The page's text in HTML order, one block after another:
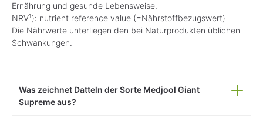
Ernährung und gesunde Lebensweise.
NRV1): nutrient reference value (=Nährstoffbezugswert)
Die Nährwerte unterliegen den bei Naturprodukten üblichen
Schwankungen.
Was zeichnet Datteln der Sorte Medjool Giant
Supreme aus?